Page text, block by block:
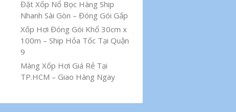
Đặt Xốp Nổ Bọc Hàng Ship
Nhanh Sài Gòn – Đóng Gói Gấp
Xốp Hơi Đóng Gói Khổ 30cm x
100m – Ship Hỏa Tốc Tại Quận
9
Màng Xốp Hơi Giá Rẻ Tại
TP.HCM – Giao Hàng Ngay